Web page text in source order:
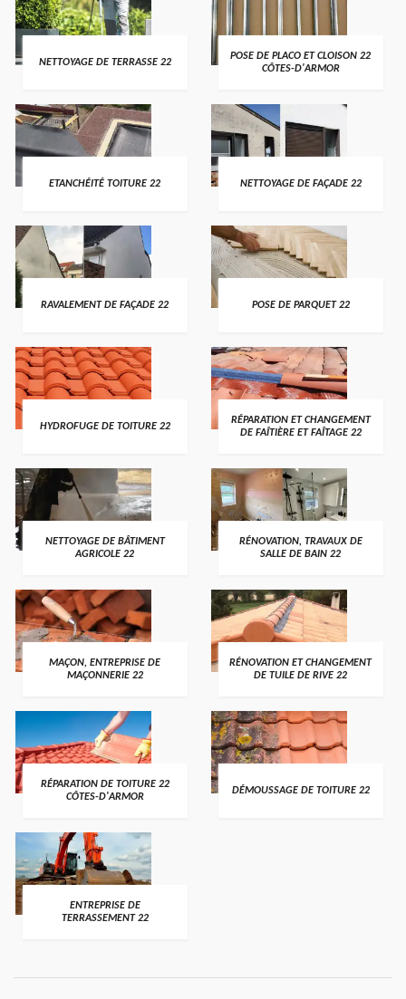
NETTOYAGE DE TERRASSE 22
POSE DE PLACO ET CLOISON 22
CÔTES-D'ARMOR
ETANCHÉITÉ TOITURE 22 NETTOYAGE DE FAÇADE 22
RAVALEMENT DE FAÇADE 22 POSE DE PARQUET 22
HYDROFUGE DE TOITURE 22
RÉPARATION ET CHANGEMENT
DE FAÎTIÈRE ET FAÎTAGE 22
NETTOYAGE DE BÂTIMENT
AGRICOLE 22
RÉNOVATION, TRAVAUX DE
SALLE DE BAIN 22
MAÇON, ENTREPRISE DE
MAÇONNERIE 22
RÉNOVATION ET CHANGEMENT
DE TUILE DE RIVE 22
RÉPARATION DE TOITURE 22
CÔTES-D'ARMOR
DÉMOUSSAGE DE TOITURE 22
ENTREPRISE DE
TERRASSEMENT 22